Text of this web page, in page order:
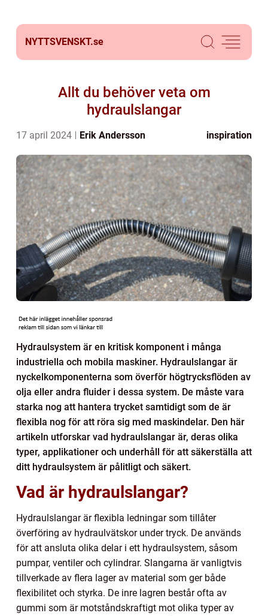
NYTTSVENSKT.se
Allt du behöver veta om
hydraulslangar
17 april 2024 Erik Andersson inspiration
Hydraulsystem är en kritisk komponent i många
industriella och mobila maskiner. Hydraulslangar är
nyckelkomponenterna som överför högtrycksflöden av
olja eller andra fluider i dessa system. De måste vara
starka nog att hantera trycket samtidigt som de är
flexibla nog för att röra sig med maskindelar. Den här
artikeln utforskar vad hydraulslangar är, deras olika
typer, applikationer och underhåll för att säkerställa att
ditt hydraulsystem är pålitligt och säkert.
Vad är hydraulslangar?
Hydraulslangar är flexibla ledningar som tillåter
överföring av hydraulvätskor under tryck. De används
för att ansluta olika delar i ett hydraulsystem, såsom
pumpar, ventiler och cylindrar. Slangarna är vanligtvis
tillverkade av flera lager av material som ger både
flexibilitet och styrka. De inre lagren består ofta av
gummi som är motståndskraftigt mot olika typer av